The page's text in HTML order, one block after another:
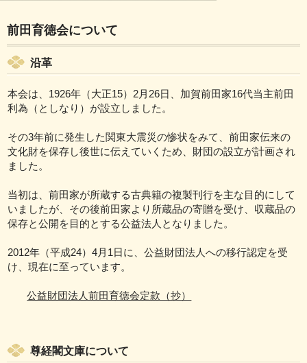
前田育徳会について
沿革
本会は、1926年（大正15）2月26日、加賀前田家16代当主前田
利為（としなり）が設立しました。
その3年前に発生した関東大震災の惨状をみて、前田家伝来の
文化財を保存し後世に伝えていくため、財団の設立が計画され
ました。
当初は、前田家が所蔵する古典籍の複製刊行を主な目的にして
いましたが、その後前田家より所蔵品の寄贈を受け、収蔵品の
保存と公開を目的とする公益法人となりました。
2012年（平成24）4月1日に、公益財団法人への移行認定を受
け、現在に至っています。
公益財団法人前田育徳会定款（抄）
尊経閣文庫について